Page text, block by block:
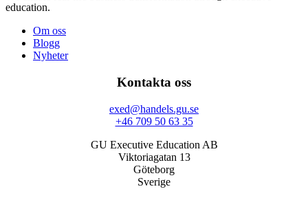
education.
Om oss
Blogg
Nyheter
Kontakta oss
exed@handels.gu.se
+46 709 50 63 35
GU Executive Education AB
Viktoriagatan 13
Göteborg
Sverige